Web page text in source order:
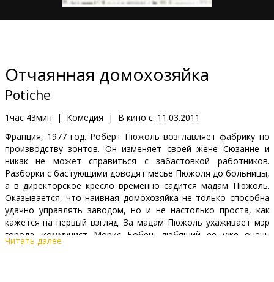
Кинозакуски
Клуб
Отчаянная домохозяйка
Potiche
1час 43мин | Комедия | В кино с: 11.03.2011
Франция, 1977 год. Роберт Пюжоль возглавляет фабрику по
производству зонтов. Он изменяет своей жене Сюзанне и
никак не может справиться с забастовкой работников.
Разборки с бастующими доводят месье Пюжоля до больницы,
а в директорское кресло временно садится мадам Пюжоль.
Оказывается, что наивная домохозяйка не только способна
удачно управлять заводом, но и не настолько проста, как
кажется на первый взгляд. За мадам Пюжоль ухаживает мэр
города, коммунист Морис Бобен, любящий ее уже очень
давно. Но как изменится его отношение, если станет
Читать далее